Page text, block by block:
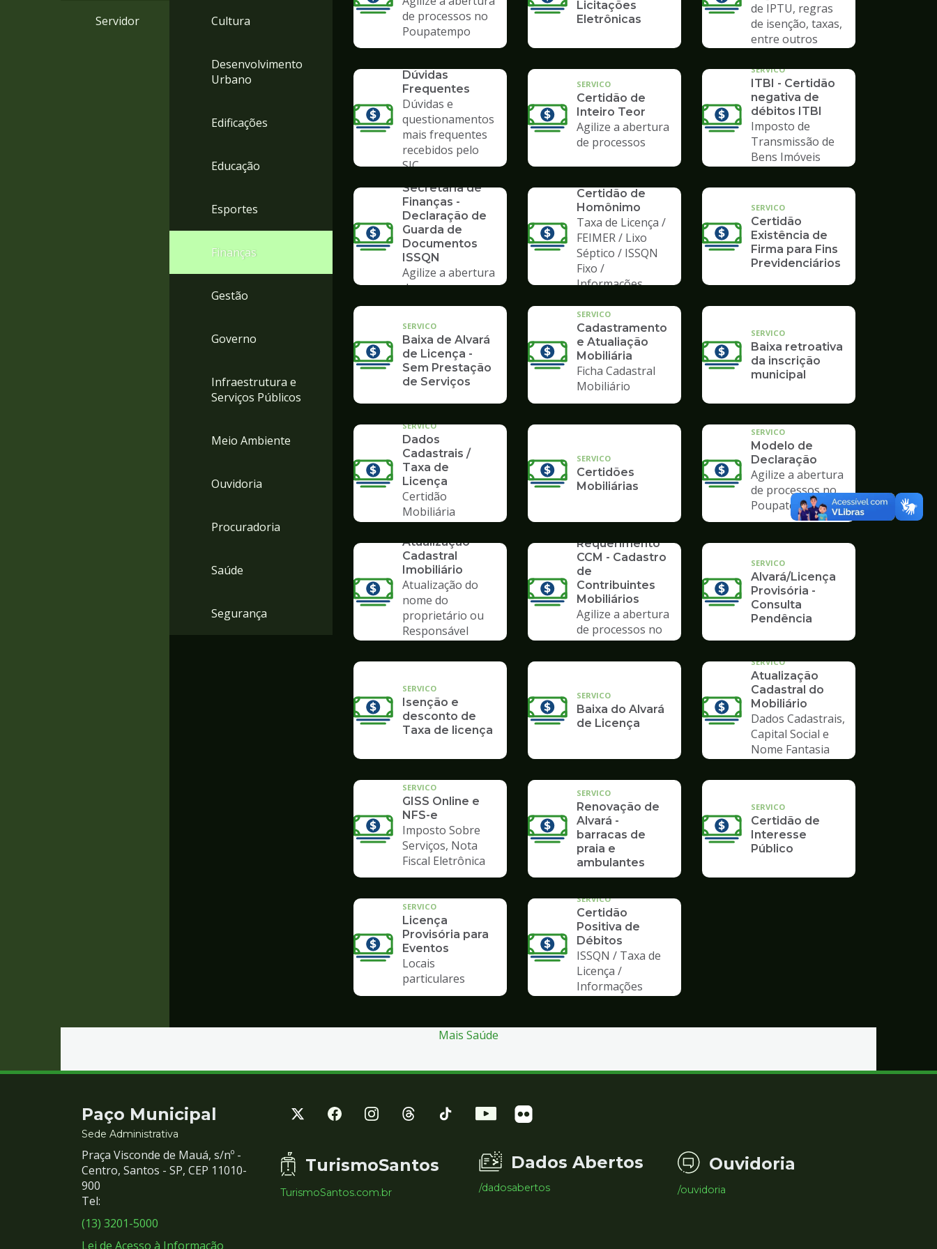
Servidor Cultura
Desenvolvimento
Urbano
Edificações
Educação
Esportes
Finanças
Gestão
Governo
Infraestrutura e
Serviços Públicos
Meio Ambiente
Ouvidoria
Procuradoria
Saúde
Segurança
de processos no
Poupatempo
Licitações
Eletrônicas
de IPTU, regras
de isenção, taxas,
entre outros
Dúvidas
Frequentes
Dúvidas e
questionamentos
mais frequentes
recebidos pelo
SIC
SERVICO
Certidão de
Inteiro Teor
Agilize a abertura
de processos
SERVICO
ITBI - Certidão
negativa de
débitos ITBI
Imposto de
Transmissão de
Bens Imóveis
SERVICO
Secretaria de
Finanças -
Declaração de
Guarda de
Documentos
ISSQN
Agilize a abertura
de processos no
Poupatempo
Certidão de
Homônimo
Taxa de Licença /
FEIMER / Lixo
Séptico / ISSQN
Fixo /
Informações
SERVICO
Certidão
Existência de
Firma para Fins
Previdenciários
SERVICO
Baixa de Alvará
de Licença -
Sem Prestação
de Serviços
SERVICO
Cadastramento
e Atualiação
Mobiliária
Ficha Cadastral
Mobiliário
SERVICO
Baixa retroativa
da inscrição
municipal
SERVICO
Dados
Cadastrais /
Taxa de
Licença
Certidão
Mobiliária
SERVICO
Certidões
Mobiliárias
SERVICO
Modelo de
Declaração
Agilize a abertura
de processos no
Poupatempo
Atualização
Cadastral
Imobiliário
Atualização do
nome do
proprietário ou
Responsável
Requerimento
CCM - Cadastro
de
Contribuintes
Mobiliários
Agilize a abertura
de processos no
Poupatempo
SERVICO
Alvará/Licença
Provisória -
Consulta
Pendência
SERVICO
Isenção e
desconto de
Taxa de licença
SERVICO
Baixa do Alvará
de Licença
SERVICO
Atualização
Cadastral do
Mobiliário
Dados Cadastrais,
Capital Social e
Nome Fantasia
SERVICO
GISS Online e
NFS-e
Imposto Sobre
Serviços, Nota
Fiscal Eletrônica
SERVICO
Renovação de
Alvará -
barracas de
praia e
ambulantes
SERVICO
Certidão de
Interesse
Público
SERVICO
Licença
Provisória para
Eventos
Locais
particulares
SERVICO
Certidão
Positiva de
Débitos
ISSQN / Taxa de
Licença /
Informações
Mais Saúde
Contato
e
Redes
Sociais
Paço Municipal
Sede Administrativa
Praça Visconde de Mauá, s/nº -
Centro, Santos - SP, CEP 11010-
900
Tel:
(13) 3201-5000
Lei de Acesso à Informação
TurismoSantos
TurismoSantos.com.br
Dados Abertos
/dadosabertos
Ouvidoria
/ouvidoria